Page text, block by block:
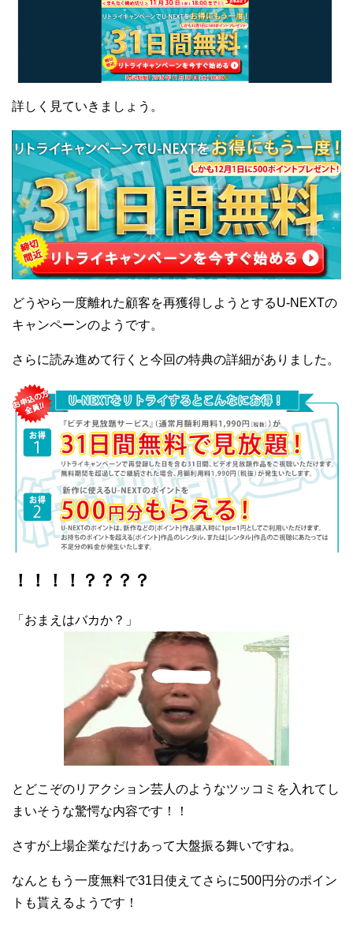
詳しく見ていきましょう。
どうやら一度離れた顧客を再獲得しようとするU-NEXTの
キャンペーンのようです。
さらに読み進めて行くと今回の特典の詳細がありました。
！！！！？？？？
「おまえはバカか？」
とどこぞのリアクション芸人のようなツッコミを入れてし
まいそうな驚愕な内容です！！
さすが上場企業なだけあって大盤振る舞いですね。
なんともう一度無料で31日使えてさらに500円分のポイン
トも貰えるようです！